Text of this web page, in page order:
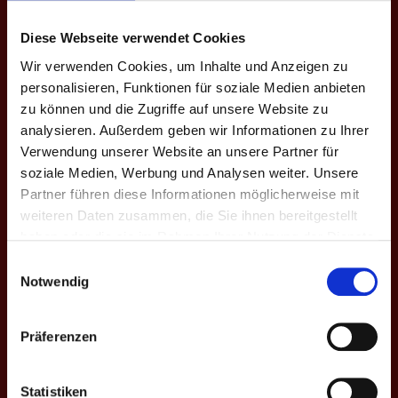
Diese Webseite verwendet Cookies
Wir verwenden Cookies, um Inhalte und Anzeigen zu
personalisieren, Funktionen für soziale Medien anbieten
zu können und die Zugriffe auf unsere Website zu
analysieren. Außerdem geben wir Informationen zu Ihrer
Verwendung unserer Website an unsere Partner für
soziale Medien, Werbung und Analysen weiter. Unsere
Partner führen diese Informationen möglicherweise mit
weiteren Daten zusammen, die Sie ihnen bereitgestellt
Notwendig
Präferenzen
Statistiken
47 Julian M.
48 Julius 0 1 - 3
49 Karina 0 4 - 3
Kevin vT
51 Kille 0 0 - 3 112
0 - 3
54 5 - 3 24
56 5 - 3 25
54